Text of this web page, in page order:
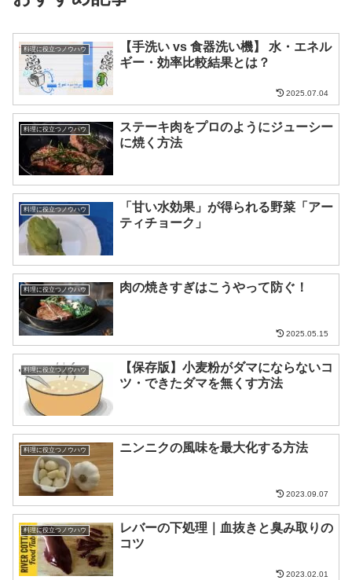
料理に役立つノウハウ
【手洗い vs 食器洗い機】 水・エネル
ギー・効率比較結果とは？
2025.07.04
料理に役立つノウハウ
ステーキ肉をプロのようにジューシー
に焼く方法
料理に役立つノウハウ
「甘い水効果」が得られる野菜「アー
ティチョーク」
料理に役立つノウハウ 肉の焼きすぎはこうやって防ぐ！
2025.05.15
料理に役立つノウハウ
【保存版】小麦粉がダマにならないコ
ツ・できたダマを無くす方法
料理に役立つノウハウ ニンニクの風味を最大化する方法
2023.09.07
料理に役立つノウハウ
レバーの下処理｜血抜きと臭み取りの
コツ
2023.02.01